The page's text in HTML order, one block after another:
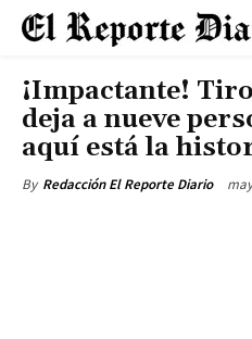
¡Impactante!
deja a nueve
aquí está la
By Redacción El Reporte Diario